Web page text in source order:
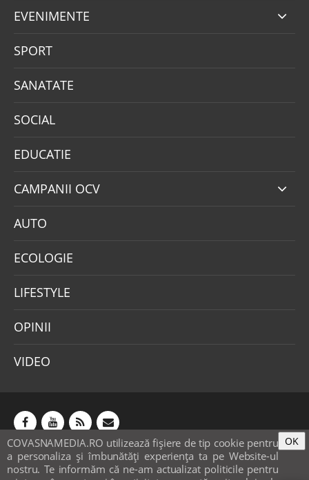
EVENIMENTE
SPORT
SANATATE
SOCIAL
EDUCATIE
CAMPANII OCV
AUTO
ECOLOGIE
LIFESTYLE
OPINII
VIDEO
COVASNAMEDIA.RO utilizează fişiere de tip cookie pentru
a personaliza și îmbunătăți experiența ta pe Website-ul
nostru. Te informăm că ne-am actualizat politicile pentru
OK
Abonamente Publicitate
Mica publicitate
Contact
Sondaje POLITICA COOKIE-URI & GDPR